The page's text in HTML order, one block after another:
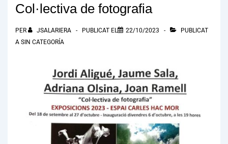
Col·lectiva de fotografia
PER JSALARIERA PUBLICAT EL 22/10/2023
PUBLICAT
A SIN CATEGORÍA